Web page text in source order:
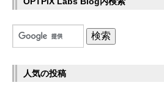
人気の投稿